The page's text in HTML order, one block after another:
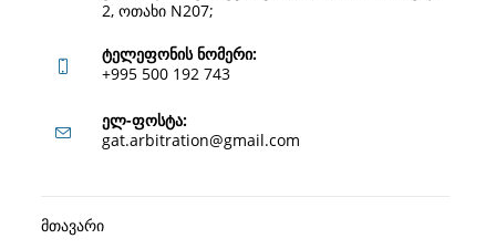
2, ოთახი N207;
ტელეფონის ნომერი:
+995 500 192 743
in
application
ელ-ფოსტა:
gat.arbitration@gmail.com
მთავარი